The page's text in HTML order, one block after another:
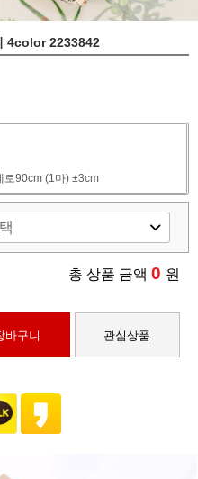
4color 2233842
로90cm (1마) ±3cm
총 상품 금액 0 원
바구니 관심상품